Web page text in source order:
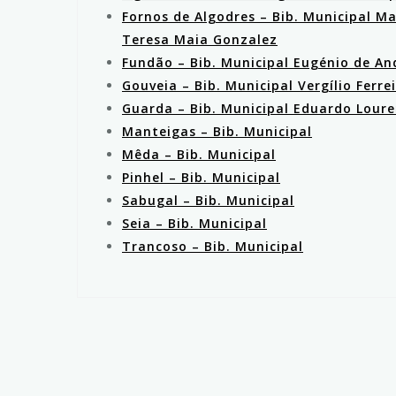
Fornos de Algodres – Bib. Municipal
Teresa Maia Gonzalez
Fundão – Bib. Municipal Eugénio de
Gouveia – Bib. Municipal Vergílio
Guarda – Bib. Municipal Eduardo
Manteigas – Bib. Municipal
Mêda – Bib. Municipal
Pinhel – Bib. Municipal
Sabugal – Bib. Municipal
Seia – Bib. Municipal
Trancoso – Bib. Municipal